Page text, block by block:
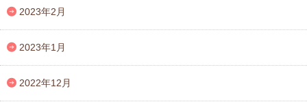
2023年2月
2023年1月
2022年12月